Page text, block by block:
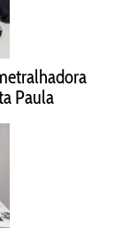
Paula